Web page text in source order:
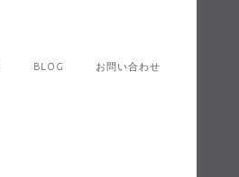
BLOG お問い合わせ